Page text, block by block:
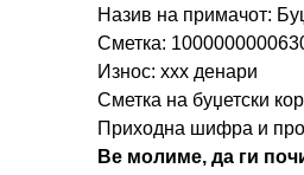
Назив на примачот:
Сметка:
Износ: ххх денари
Сметка на буџетски
Приходна шифра и
Ве молиме, да ги